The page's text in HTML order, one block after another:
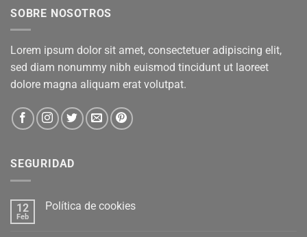
SOBRE NOSOTROS
Lorem ipsum dolor sit amet, consectetuer adipiscing elit,
sed diam nonummy nibh euismod tincidunt ut laoreet
dolore magna aliquam erat volutpat.
SEGURIDAD
12
Feb
Política de cookies